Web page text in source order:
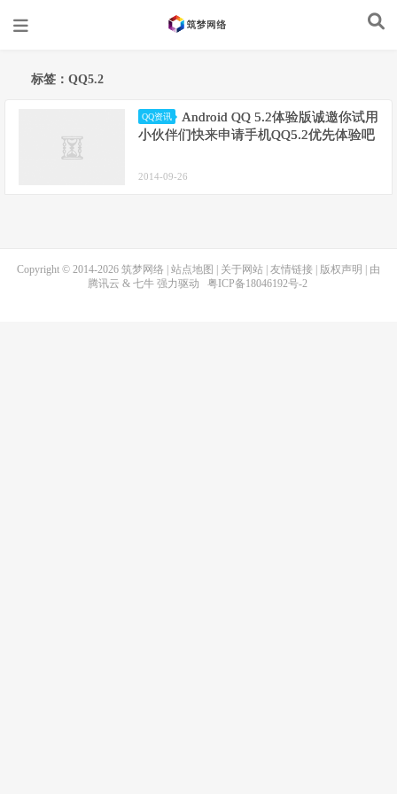
标签：QQ5.2
QQ资讯
Android QQ 5.2体验版诚邀你试用
小伙伴们快来申请手机QQ5.2优先体验吧
2014-09-26
Copyright © 2014-2026 筑梦网络 站点地图 关于网站 友情链接 版权声明
| 由
腾讯云 & 七牛强力驱动 粤ICP备18046192号-2